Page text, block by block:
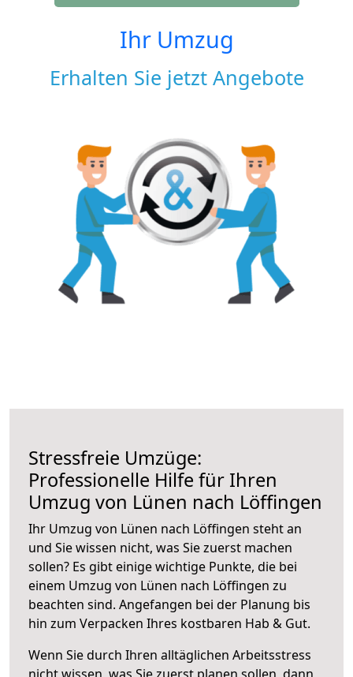
Ihr Umzug
Erhalten Sie jetzt Angebote
Stressfreie Umzüge:
Professionelle Hilfe für Ihren
Umzug von Lünen nach Löffingen
Ihr Umzug von Lünen nach Löffingen steht an
und Sie wissen nicht, was Sie zuerst machen
sollen? Es gibt einige wichtige Punkte, die bei
einem Umzug von Lünen nach Löffingen zu
beachten sind. Angefangen bei der Planung bis
hin zum Verpacken Ihres kostbaren Hab & Gut.
Wenn Sie durch Ihren alltäglichen Arbeitsstress